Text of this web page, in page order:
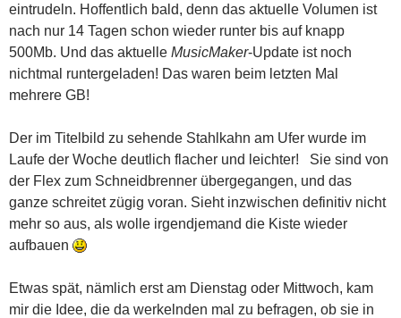
eintrudeln. Hoffentlich bald, denn das aktuelle Volumen ist
nach nur 14 Tagen schon wieder runter bis auf knapp
500Mb. Und das aktuelle MusicMaker-Update ist noch
nichtmal runtergeladen! Das waren beim letzten Mal
mehrere GB!
Der im Titelbild zu sehende Stahlkahn am Ufer wurde im
Laufe der Woche deutlich flacher und leichter! Sie sind von
der Flex zum Schneidbrenner übergegangen, und das
ganze schreitet zügig voran. Sieht inzwischen definitiv nicht
mehr so aus, als wolle irgendjemand die Kiste wieder
aufbauen
Etwas spät, nämlich erst am Dienstag oder Mittwoch, kam
mir die Idee, die da werkelnden mal zu befragen, ob sie in